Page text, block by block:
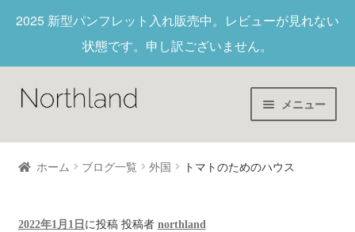
2025 新型パンフレット入れ販売中。レビューが見れない
状態です。申し訳ございません。
メニュー
Home
ホーム ブログ一覧 外国 トマトのためのハウス
2022年1月1日 に投稿 投稿者 northland